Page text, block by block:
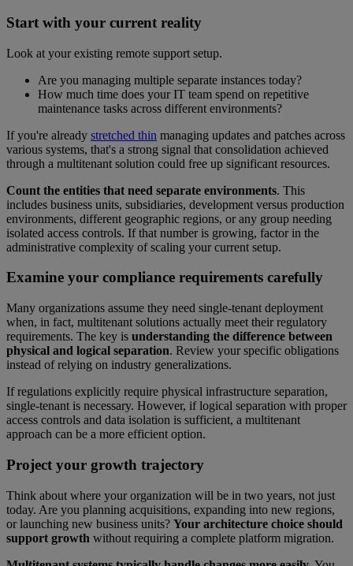
Start with your current reality
Look at your existing remote support setup.
Are you managing multiple separate instances today?
How much time does your IT team spend on repetitive
maintenance tasks across different environments?
If you're already stretched thin managing updates and patches across
various systems, that's a strong signal that consolidation achieved
through a multitenant solution could free up significant resources.
Count the entities that need separate environments. This
includes business units, subsidiaries, development versus production
environments, different geographic regions, or any group needing
isolated access controls. If that number is growing, factor in the
administrative complexity of scaling your current setup.
Examine your compliance requirements carefully
Many organizations assume they need single-tenant deployment
when, in fact, multitenant solutions actually meet their regulatory
requirements. The key is understanding the difference between
physical and logical separation. Review your specific obligations
instead of relying on industry generalizations.
If regulations explicitly require physical infrastructure separation,
single-tenant is necessary. However, if logical separation with proper
access controls and data isolation is sufficient, a multitenant
approach can be a more efficient option.
Project your growth trajectory
Think about where your organization will be in two years, not just
today. Are you planning acquisitions, expanding into new regions,
or launching new business units? Your architecture choice should
support growth without requiring a complete platform migration.